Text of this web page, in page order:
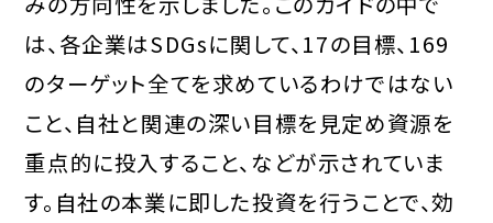
は、各企業はSDGsに関して、17の目標、169
のターゲット全てを求めているわけではない
こと、自社と関連の深い目標を見定め資源を
重点的に投入すること、などが示されていま
す。自社の本業に即した投資を行うことで、効